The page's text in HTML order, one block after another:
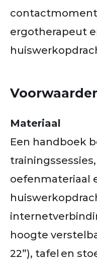
ergotherapeut
Materiaal
Een handboek
oefenmateriaal
hoogte
22”), tafel en